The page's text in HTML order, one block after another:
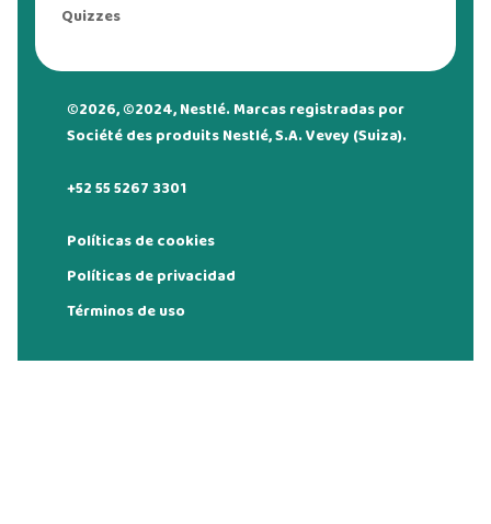
Quizzes
©2026, ©2024, Nestlé. Marcas registradas por
Société des produits Nestlé, S.A. Vevey (Suiza).
+52 55 5267 3301
Políticas de cookies
Políticas de privacidad
Términos de uso